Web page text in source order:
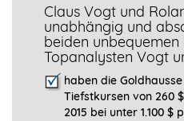
Claus Vogt und
unabhängig und
beiden
Topanalysten Vogt
haben die
Tiefstkursen von 260
2015 bei unter 1.100 $